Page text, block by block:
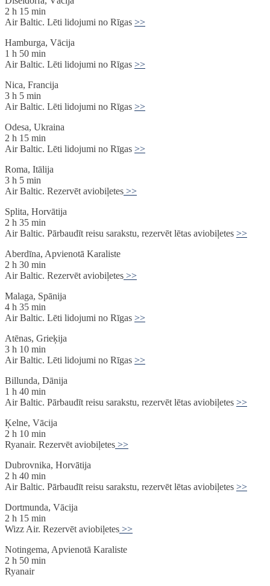
2 h 15 min
Air Baltic. Lēti lidojumi no Rīgas >>
Hamburga, Vācija
1 h 50 min
Air Baltic. Lēti lidojumi no Rīgas >>
Nica, Francija
3 h 5 min
Air Baltic. Lēti lidojumi no Rīgas >>
Odesa, Ukraina
2 h 15 min
Air Baltic. Lēti lidojumi no Rīgas >>
Roma, Itālija
3 h 5 min
Air Baltic. Rezervēt aviobiļetes >>
Splita, Horvātija
2 h 35 min
Air Baltic. Pārbaudīt reisu sarakstu, rezervēt lētas aviobiļetes >>
Aberdīna, Apvienotā Karaliste
2 h 30 min
Air Baltic. Rezervēt aviobiļetes >>
Malaga, Spānija
4 h 35 min
Air Baltic. Lēti lidojumi no Rīgas >>
Atēnas, Grieķija
3 h 10 min
Air Baltic. Lēti lidojumi no Rīgas >>
Billunda, Dānija
1 h 40 min
Air Baltic. Pārbaudīt reisu sarakstu, rezervēt lētas aviobiļetes >>
Ķelne, Vācija
2 h 10 min
Ryanair. Rezervēt aviobiļetes >>
Dubrovnika, Horvātija
2 h 40 min
Air Baltic. Pārbaudīt reisu sarakstu, rezervēt lētas aviobiļetes >>
Dortmunda, Vācija
2 h 15 min
Wizz Air. Rezervēt aviobiļetes >>
Notingema, Apvienotā Karaliste
2 h 50 min
Ryanair